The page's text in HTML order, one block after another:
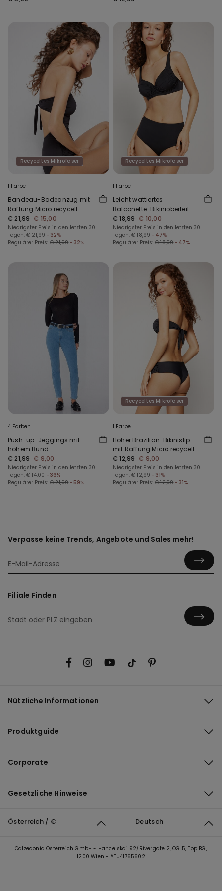
Recyceltes Mikrofaser
1 Farbe
Bandeau-Badeanzug mit
Raffung Micro recycelt
€ 21,99 € 15,00
Niedrigster Preis in den letzten 30
Tagen: € 21,99 -32%
Regulärer Preis: € 21,99 -32%
Recyceltes Mikrofaser
1 Farbe
Leicht wattiertes
Balconette-Bikinioberteil
mit Raffung aus recycelter
Mikrofaser
€ 18,99 € 10,00
Niedrigster Preis in den letzten 30
Tagen: € 18,99 -47%
Regulärer Preis: € 18,99 -47%
4 Farben
Push-up-Jeggings mit
hohem Bund
€ 21,99 € 9,00
Niedrigster Preis in den letzten 30
Tagen: € 14,00 -36%
Regulärer Preis: € 21,99 -59%
Recyceltes Mikrofaser
1 Farbe
Hoher Brazilian-Bikinislip
mit Raffung Micro recycelt
€ 12,99 € 9,00
Niedrigster Preis in den letzten 30
Tagen: € 12,99 -31%
Regulärer Preis: € 12,99 -31%
Verpasse keine Trends, Angebote und Sales mehr!
Filiale Finden
Nützliche Informationen
Produktguide
Corporate
Gesetzliche Hinweise
Österreich / € Deutsch
Calzedonia Österreich GmbH - Handelskai 92/Rivergate 2, OG 5, Top BG,
1200 Wien - ATU41765602